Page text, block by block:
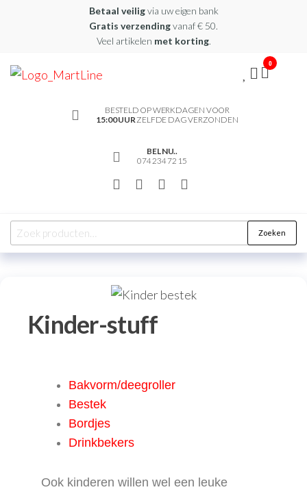
Betaal veiligvia uw eigen bank
Gratis verzendingvanaf € 50.
Veel artikelen met korting.
BESTELD OP WERKDAGEN VOOR
15:00 UUR ZELFDE DAG VERZONDEN
BEL NU..
074 234 72 15
0
Zoeken
Kinder-stuff
Bakvorm/deegroller
Bestek
Bordjes
Drinkbekers
Ook kinderen willen wel een leuke